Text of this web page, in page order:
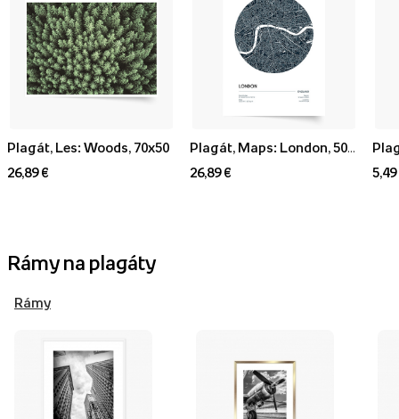
Plagát, Les: Woods, 70x50
26,89 €
26,89 €
5,49
Rámy na plagáty
Rámy